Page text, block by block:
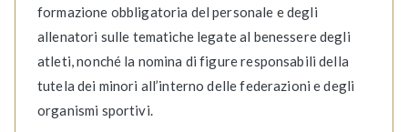
formazione obbligatoria del personale e degli
allenatori sulle tematiche legate al benessere degli
atleti, nonché la nomina di figure responsabili della
tutela dei minori all’interno delle federazioni e degli
organismi sportivi.